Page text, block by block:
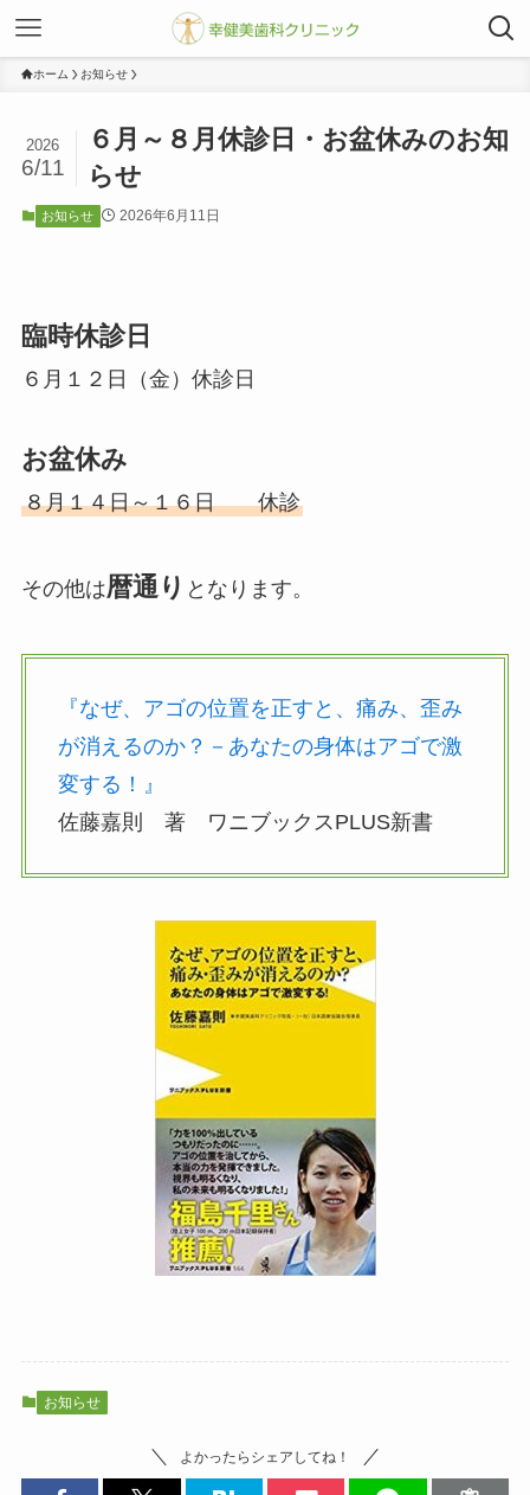
ホーム お知らせ
６月～８月休診日・お盆休みのお知
らせ
2026
6/11
お知らせ 2026年6月11日
臨時休診日
６月１２日（金）休診日
お盆休み
８月１４日～１６日 休診
その他は暦通り となります。
『なぜ、アゴの位置を正すと、痛み、歪み
が消えるのか？－あなたの身体はアゴで激
変する！』
佐藤嘉則 著 ワニブックスPLUS新書
お知らせ
よかったらシェアしてね！